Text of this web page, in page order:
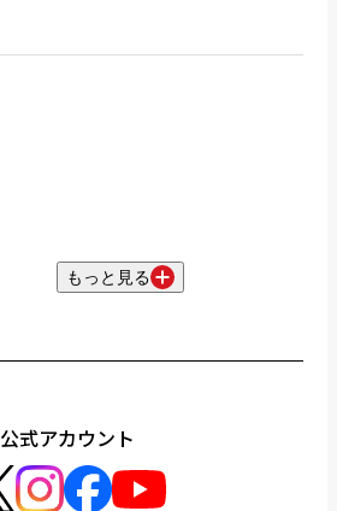
もっと見る
公式アカウント